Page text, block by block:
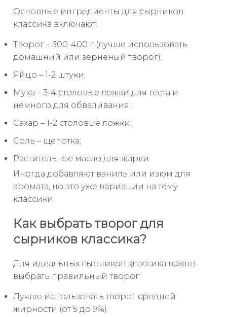
Основные ингредиенты для сырников
классика включают:
Творог – 300-400 г (лучше использовать
домашний или зерненый творог);
Яйцо – 1-2 штуки;
Мука – 3-4 столовые ложки для теста и
немного для обваливания;
Сахар – 1-2 столовые ложки;
Соль – щепотка;
Растительное масло для жарки.
Иногда добавляют ваниль или изюм для
аромата, но это уже вариации на тему
классики.
Как выбрать творог для
сырников классика?
Для идеальных сырников классика важно
выбрать правильный творог:
Лучше использовать творог средней
жирности (от 5 до 9%).